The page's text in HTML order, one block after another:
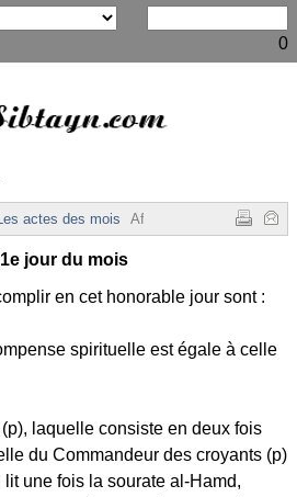
0
actes des mois Affichages : 3198
1e jour du mois
en cet honorable jour sont :
spirituelle est égale à celle
laquelle consiste en deux fois
du Commandeur des croyants (p)
lit une fois la sourate al-Hamd,